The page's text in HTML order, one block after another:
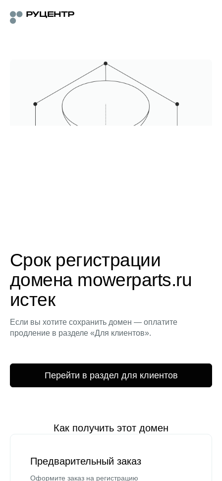
Срок регистрации
домена mowerparts.ru
истек
Если вы хотите сохранить домен — оплатите
продление в разделе «Для клиентов».
Перейти в раздел для клиентов
Как получить этот домен
Предварительный заказ
Оформите заказ на регистрацию